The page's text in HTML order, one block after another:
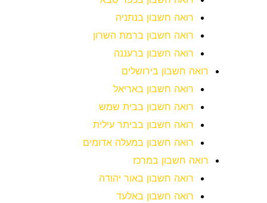
רואה חשבון בנתניה
רואה חשבון ברמת השרון
רואה חשבון ברעננה
רואה חשבון בירושלים
רואה חשבון באריאל
רואה חשבון בבית שמש
רואה חשבון בביתר עילית
רואה חשבון במעלה אדומים
רואה חשבון במרכז
רואה חשבון באור יהודה
רואה חשבון באלעד